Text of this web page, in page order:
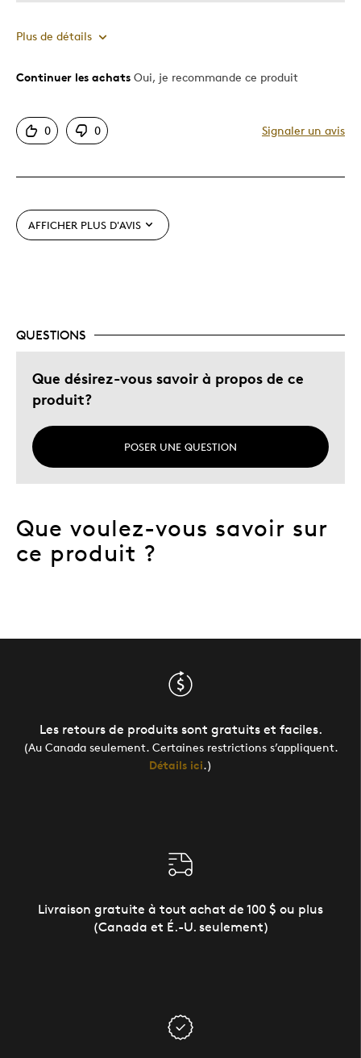
Plus de détails
Le pour
Unique en son genre
Nil
Décrivez-vous Collectionneur De 25c
Continuer les achats Oui, je recommande ce produit
0 0 Signaler un avis
AFFICHER PLUS D'AVIS
QUESTIONS
Que désirez-vous savoir à propos de ce
produit?
POSER UNE QUESTION
Que voulez-vous savoir sur
ce produit ?
Les retours de produits sont gratuits et faciles.
(Au Canada seulement. Certaines restrictions s’appliquent.
Détails ici.)
Livraison gratuite à tout achat de 100 $ ou plus
(Canada et É.-U. seulement)